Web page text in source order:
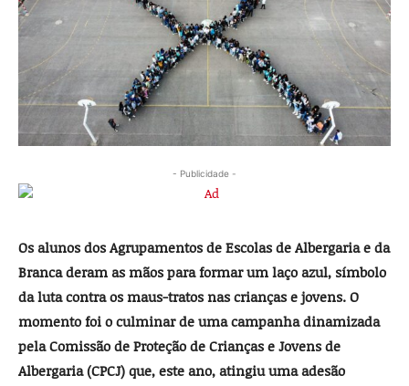
- Publicidade -
Os alunos dos Agrupamentos de Escolas de Albergaria e da
Branca deram as mãos para formar um laço azul, símbolo
da luta contra os maus-tratos nas crianças e jovens. O
momento foi o culminar de uma campanha dinamizada
pela Comissão de Proteção de Crianças e Jovens de
Albergaria (CPCJ) que, este ano, atingiu uma adesão